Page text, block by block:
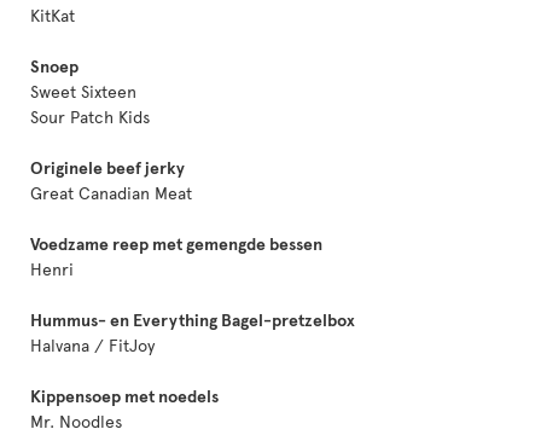
KitKat
Snoep
Sweet Sixteen
Sour Patch Kids
Originele beef jerky
Great Canadian Meat
Voedzame reep met gemengde bessen
Henri
Hummus- en Everything Bagel-pretzelbox
Halvana / FitJoy
Kippensoep met noedels
Mr. Noodles